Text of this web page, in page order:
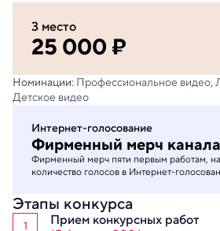
3 место
25 000 ₽
Номинации: Профессиональное видео,
Детское видео
Интернет-голосование
Фирменный мерч
Фирменный мерч пяти первым работам,
количество голосов в Интернет-
Этапы конкурса
1 Прием конкурсных работ